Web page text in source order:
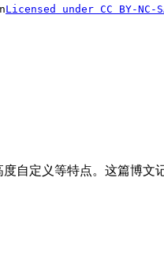
Licensed under CC BY-NC-
自定义等特点。这篇博文